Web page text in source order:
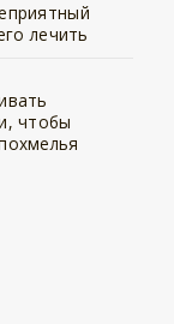
лечить
чтобы